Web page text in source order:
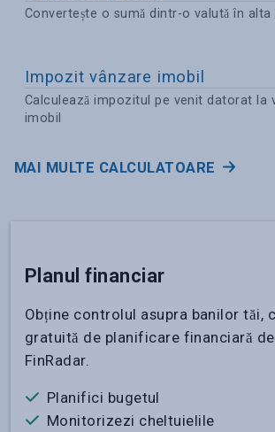
Convertește o sumă dintr-o valută în alta
Impozit vânzare imobil
Calculează impozitul pe venit datorat la
imobil
MAI MULTE CALCULATOARE
Planul financiar
Obține controlul asupra banilor tăi,
gratuită de planificare financiară
FinRadar.
Planifici bugetul
Monitorizezi cheltuielile